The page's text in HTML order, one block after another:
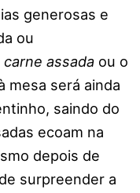
generosas e
ou
carne assada ou o
mesa será ainda
saindo do
ecoam na
depois de
surpreender a